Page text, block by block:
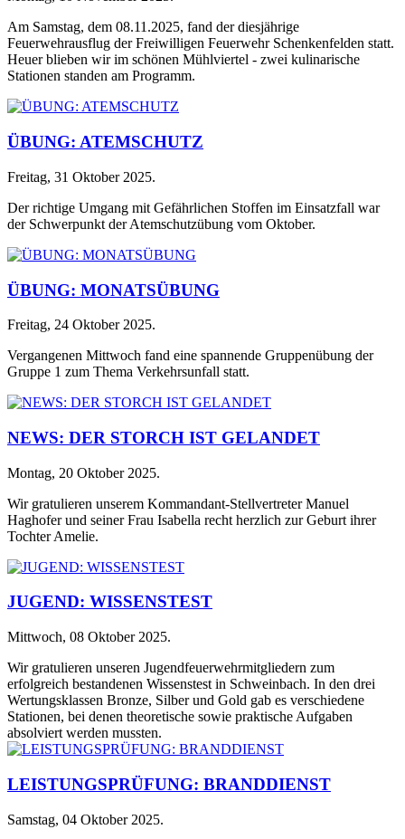
Am Samstag, dem 08.11.2025, fand der diesjährige
Feuerwehrausflug der Freiwilligen Feuerwehr Schenkenfelden statt.
Heuer blieben wir im schönen Mühlviertel - zwei kulinarische
Stationen standen am Programm.
ÜBUNG: ATEMSCHUTZ
Freitag, 31 Oktober 2025.
Der richtige Umgang mit Gefährlichen Stoffen im Einsatzfall war
der Schwerpunkt der Atemschutzübung vom Oktober.
ÜBUNG: MONATSÜBUNG
Freitag, 24 Oktober 2025.
Vergangenen Mittwoch fand eine spannende Gruppenübung der
Gruppe 1 zum Thema Verkehrsunfall statt.
NEWS: DER STORCH IST GELANDET
Montag, 20 Oktober 2025.
Wir gratulieren unserem Kommandant-Stellvertreter Manuel
Haghofer und seiner Frau Isabella recht herzlich zur Geburt ihrer
Tochter Amelie.
JUGEND: WISSENSTEST
Mittwoch, 08 Oktober 2025.
Wir gratulieren unseren Jugendfeuerwehrmitgliedern zum
erfolgreich bestandenen Wissenstest in Schweinbach. In den drei
Wertungsklassen Bronze, Silber und Gold gab es verschiedene
Stationen, bei denen theoretische sowie praktische Aufgaben
absolviert werden mussten.
LEISTUNGSPRÜFUNG: BRANDDIENST
Samstag, 04 Oktober 2025.